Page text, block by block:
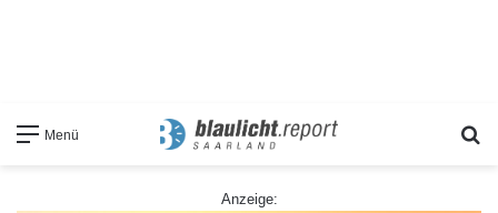
Menü
Anzeige: